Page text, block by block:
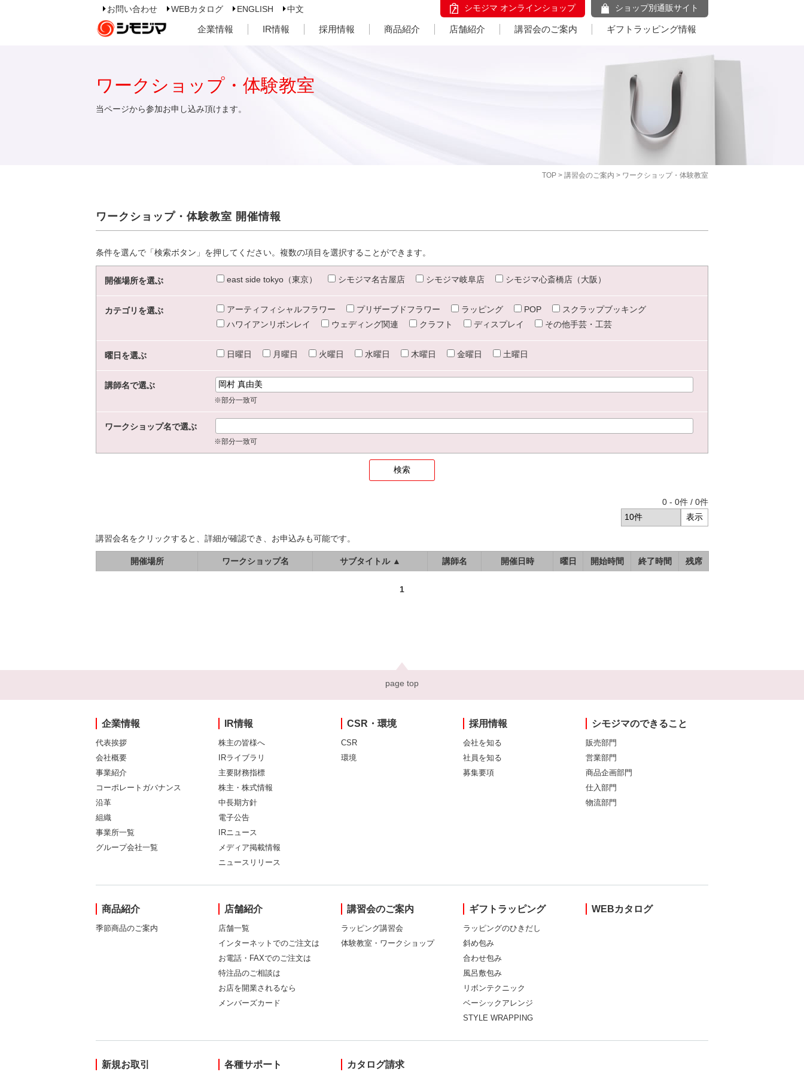
お問い合わせ WEBカタログ ENGLISH 中文 シモジマ オンラインショップ ショップ別通販サイト
企業情報 IR情報 採用情報 商品紹介 店舗紹介 講習会のご案内 ギフトラッピング情報
TOP > 講習会のご案内 > ワークショップ・体験教室
ワークショップ・体験教室
当ページから参加お申し込み頂けます。
ワークショップ・体験教室 開催情報
条件を選んで「検索ボタン」を押してください。複数の項目を選択することができます。
開催場所を選ぶ east side tokyo（東京） シモジマ名古屋店 シモジマ岐阜店 シモジマ心斎橋店（大阪）
カテゴリを選ぶ アーティフィシャルフラワー プリザーブドフラワー ラッピング POP
スクラップブッキング
ハワイアンリボンレイ
ウェディング関連 クラフト ディスプレイ その他手芸・工芸
曜日を選ぶ 日曜日 月曜日 火曜日 水曜日 木曜日 金曜日 土曜日
講師名で選ぶ
※部分一致可
ワークショップ名で選ぶ
※部分一致可
0 - 0件 / 0件
講習会名をクリックすると、詳細が確認でき、お申込みも可能です。
開催場所 ワークショップ名 サブタイトル ▲ 講師名 開催日時 曜日 開始時間 終了時間 残席
1
page top
企業情報
代表挨拶
会社概要
事業紹介
コーポレートガバナンス
沿革
組織
事業所一覧
グループ会社一覧
IR情報
株主の皆様へ
IRライブラリ
主要財務指標
株主・株式情報
中長期方針
電子公告
IRニュース
メディア掲載情報
ニュースリリース
CSR・環境
CSR
環境
採用情報
会社を知る
社員を知る
募集要項
シモジマのできること
販売部門
営業部門
商品企画部門
仕入部門
物流部門
商品紹介
季節商品のご案内
店舗紹介
店舗一覧
インターネットでのご注文は
お電話・FAXでのご注文は
特注品のご相談は
お店を開業されるなら
メンバーズカード
講習会のご案内
ラッピング講習会
体験教室・ワークショップ
ギフトラッピング
ラッピングのひきだし
斜め包み
合わせ包み
風呂敷包み
リボンテクニック
ベーシックアレンジ
STYLE WRAPPING
WEBカタログ
新規お取引 各種サポート カタログ請求